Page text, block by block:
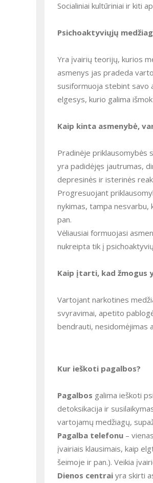
Socialiniai kultūriniai ir kiti
Psichoaktyviųjų
Yra įvairių teorijų, kurios mėgina paaiškinti norą vartoti psichoaktyviąsias medžiagas. Viena teorija teigia, kad
asmenys jas pradeda
susiformuoja stebint savo
elgesys, kurio galima
Kaip kinta asmenybė,
Pradinėje priklausomybės stadijoje vartojant psichoaktyviąsias medžiagas pasireiškia įvairūs afektiniai sutrikimai, tai
yra padidėjęs jautrumas,
depresinės ir isterinės
Progresuojant priklausomybei, be minėtų simptomų, atsiranda melagingumas, kritikos stoka, pareigos jausmo
nykimas, tampa nesvarbu,
pan.
Vėliausiai formuojasi asmenybės degradacija su aiškiu moralinių ir estetinių vertybių nykimu, kai visa veikla būna
nukreipta tik į
Kaip įtarti, kad
Vartojant narkotines medžiagas keičiasi žmogaus elgesys, atsiranda tam tikrų požymių, pokyčių, tokių kaip nuotaikos
svyravimai, apetito
bendrauti, nesidomėjimas
Kur ieškoti pagalbos?
Pagalbos galima ieškoti
detoksikacija ir
vartojamų medžiagų,
Pagalba telefonu –
įvairiais klausimais, kaip
šeimoje ir pan.). Veikia
Dienos centrai yra skirti